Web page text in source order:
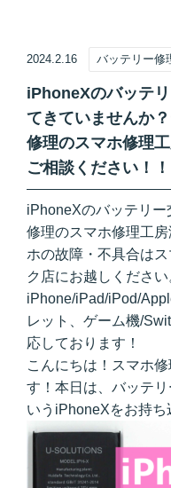
2024.2.16 バッテリー修
iPhoneXのバッテ
てきていませんか
修理のスマホ修理
ご相談ください！！
iPhoneXのバッテリー
修理のスマホ修理工
ホの故障・不具合は
ク店にお越しください
iPhone/iPad/iPod/
レット、ゲーム機/
応しております！
こんにちは！スマホ
す！本日は、バッテ
いうiPhoneXをお持ち